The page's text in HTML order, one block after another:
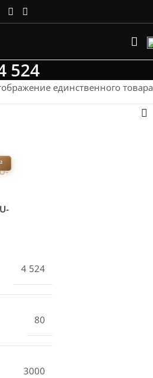
время на подбор
от 3х вариантов | В
и под заказ
от 5%
524
единственного товара
4 524
80
3000